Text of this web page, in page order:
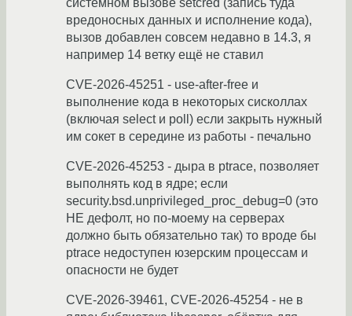
вредоносных данных и исполнение кода),
вызов добавлен совсем недавно в 14.3, я
например 14 ветку ещё не ставил
CVE-2026-45251 - use-after-free и
выполнение кода в некоторых сисколлах
(включая select и poll) если закрыть нужный
им сокет в середине из работы - печально
CVE-2026-45253 - дыра в ptrace, позволяет
выполнять код в ядре; если
security.bsd.unprivileged_proc_debug=0 (это
НЕ дефолт, но по-моему на серверах
должно быть обязательно так) то вроде бы
ptrace недоступен юзерским процессам и
опасности не будет
CVE-2026-39461, CVE-2026-45254 - не в